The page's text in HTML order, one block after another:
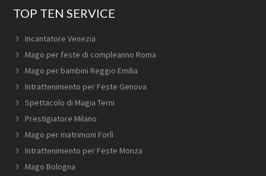
TOP TEN SERVICE
Incantatore Venezia
Mago per feste di compleanno Roma
Mago per bambini Reggio Emilia
Intrattenimento per Feste Genova
Spettacolo di Magia Terni
Prestigiatore Milano
Mago per matrimoni Forlì
Intrattenimento per Feste Monza
Mago Bologna